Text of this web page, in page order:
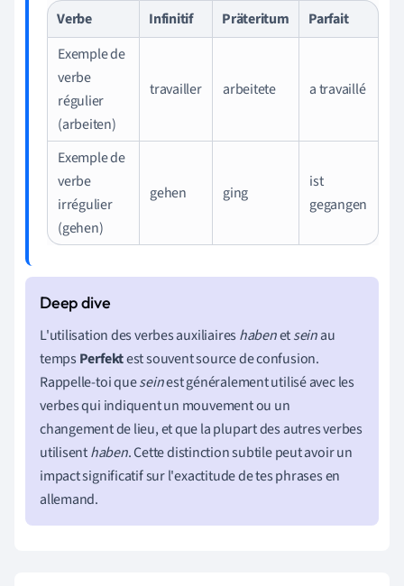
Verbe Infinitif Präteritum
Parfait
Exemple de
verbe
régulier
(arbeiten)
travailler arbeitete a travaillé
Exemple de
verbe
irrégulier
(gehen)
gehen ging
ist
gegangen
L'utilisation des verbes auxiliaires habenetseinau
temps Perfektest souvent source de confusion.
Rappelle-toi queseinest généralement utilisé avec les
verbes qui indiquent un mouvement ou un
changement de lieu, et que la plupart des autres verbes
utilisenthaben. Cette distinction subtile peut avoir un
impact significatif sur l'exactitude de tes phrases en
allemand.